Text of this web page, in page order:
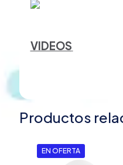
VIDEOS
Productos
EN OFERTA